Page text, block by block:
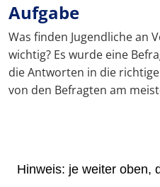
Aufgabe
Was finden Jugendliche an
wichtig? Es wurde eine
die Antworten in die
von den Befragten am